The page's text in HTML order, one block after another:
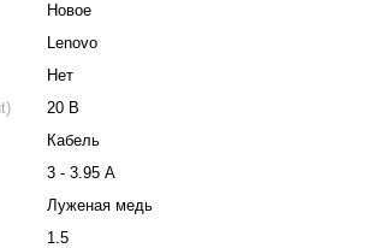
Новое
Lenovo
Нет
20 В
Кабель
3 - 3.95 А
Луженая медь
1.5